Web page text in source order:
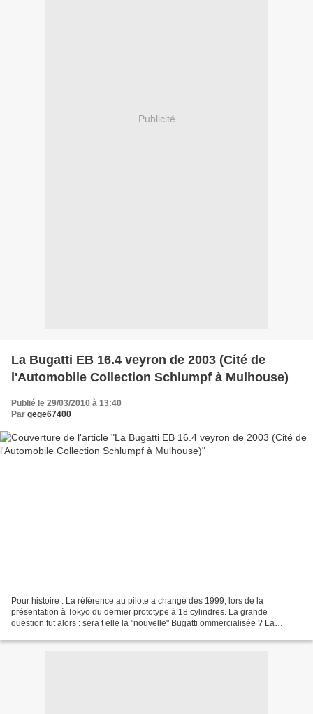
Publicité
La Bugatti EB 16.4 veyron de 2003 (Cité de
l'Automobile Collection Schlumpf à Mulhouse)
Publié le 29/03/2010 à 13:40
Par gege67400
Pour histoire : La référence au pilote a changé dès 1999, lors de la
présentation à Tokyo du dernier prototype à 18 cylindres. La grande
question fut alors : sera t elle la "nouvelle" Bugatti ommercialisée ? La